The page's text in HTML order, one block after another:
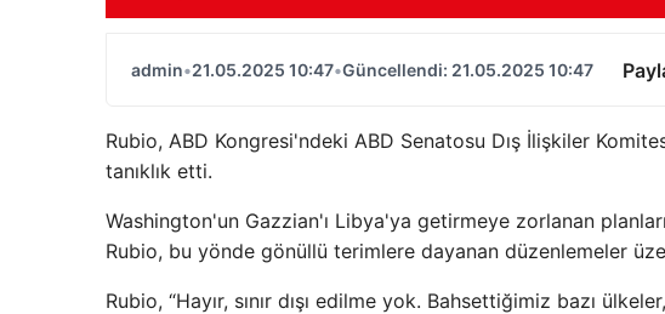
admin•21.05.2025 10:47•Güncellendi: 21.05.2025 10:47
Rubio, ABD Kongresi'ndeki ABD Senatosu Dış İlişkiler
tanıklık etti.
Washington'un Gazzian'ı Libya'ya getirmeye zorlanan
Rubio, bu yönde gönüllü terimlere dayanan düzenlemeler
Rubio, “Hayır, sınır dışı edilme yok. Bahsettiğimiz bazı